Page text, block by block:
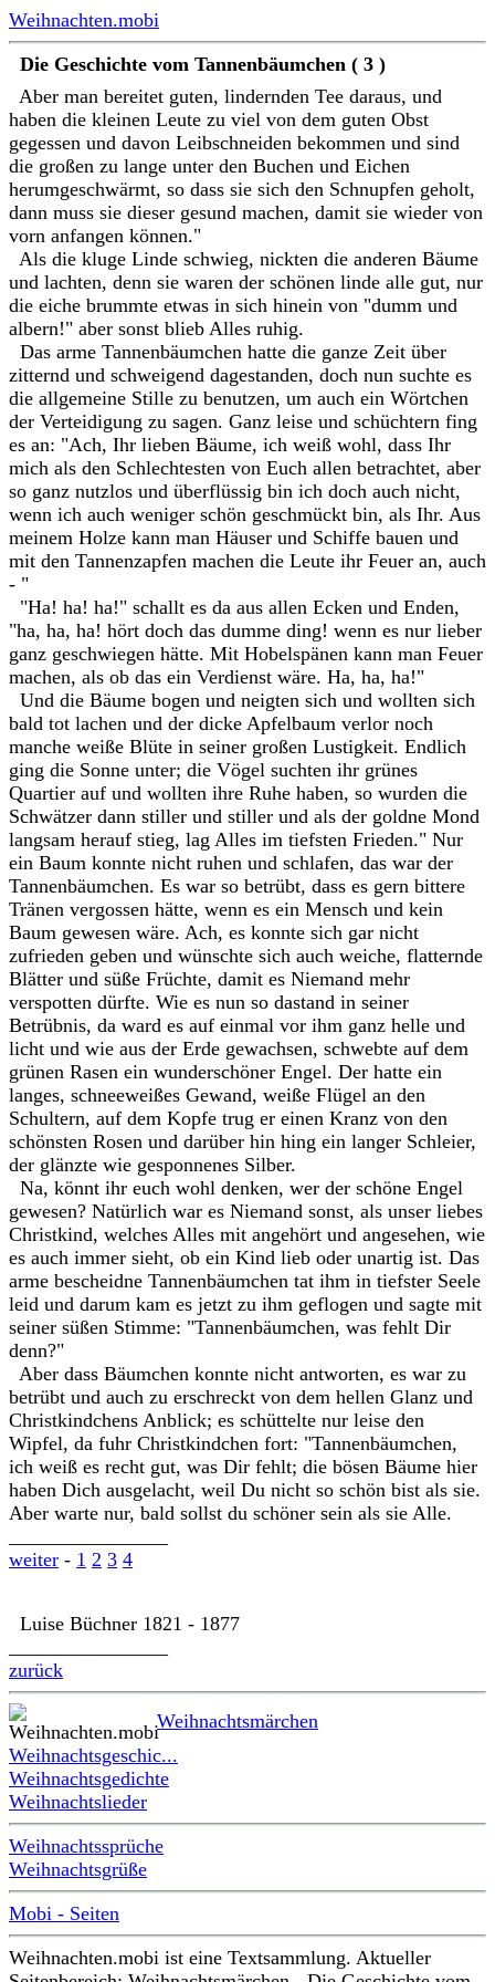
Weihnachten.mobi
Die Geschichte vom Tannenbäumchen ( 3 )
Aber man bereitet guten, lindernden Tee daraus, und
haben die kleinen Leute zu viel von dem guten Obst
gegessen und davon Leibschneiden bekommen und sind
die großen zu lange unter den Buchen und Eichen
herumgeschwärmt, so dass sie sich den Schnupfen geholt,
dann muss sie dieser gesund machen, damit sie wieder von
vorn anfangen können."
Als die kluge Linde schwieg, nickten die anderen Bäume
und lachten, denn sie waren der schönen linde alle gut, nur
die eiche brummte etwas in sich hinein von "dumm und
albern!" aber sonst blieb Alles ruhig.
Das arme Tannenbäumchen hatte die ganze Zeit über
zitternd und schweigend dagestanden, doch nun suchte es
die allgemeine Stille zu benutzen, um auch ein Wörtchen
der Verteidigung zu sagen. Ganz leise und schüchtern fing
es an: "Ach, Ihr lieben Bäume, ich weiß wohl, dass Ihr
mich als den Schlechtesten von Euch allen betrachtet, aber
so ganz nutzlos und überflüssig bin ich doch auch nicht,
wenn ich auch weniger schön geschmückt bin, als Ihr. Aus
meinem Holze kann man Häuser und Schiffe bauen und
mit den Tannenzapfen machen die Leute ihr Feuer an, auch
- "
"Ha! ha! ha!" schallt es da aus allen Ecken und Enden,
"ha, ha, ha! hört doch das dumme ding! wenn es nur lieber
ganz geschwiegen hätte. Mit Hobelspänen kann man Feuer
machen, als ob das ein Verdienst wäre. Ha, ha, ha!"
Und die Bäume bogen und neigten sich und wollten sich
bald tot lachen und der dicke Apfelbaum verlor noch
manche weiße Blüte in seiner großen Lustigkeit. Endlich
ging die Sonne unter; die Vögel suchten ihr grünes
Quartier auf und wollten ihre Ruhe haben, so wurden die
Schwätzer dann stiller und stiller und als der goldne Mond
langsam herauf stieg, lag Alles im tiefsten Frieden." Nur
ein Baum konnte nicht ruhen und schlafen, das war der
Tannenbäumchen. Es war so betrübt, dass es gern bittere
Tränen vergossen hätte, wenn es ein Mensch und kein
Baum gewesen wäre. Ach, es konnte sich gar nicht
zufrieden geben und wünschte sich auch weiche, flatternde
Blätter und süße Früchte, damit es Niemand mehr
verspotten dürfte. Wie es nun so dastand in seiner
Betrübnis, da ward es auf einmal vor ihm ganz helle und
licht und wie aus der Erde gewachsen, schwebte auf dem
grünen Rasen ein wunderschöner Engel. Der hatte ein
langes, schneeweißes Gewand, weiße Flügel an den
Schultern, auf dem Kopfe trug er einen Kranz von den
schönsten Rosen und darüber hin hing ein langer Schleier,
der glänzte wie gesponnenes Silber.
Na, könnt ihr euch wohl denken, wer der schöne Engel
gewesen? Natürlich war es Niemand sonst, als unser liebes
Christkind, welches Alles mit angehört und angesehen, wie
es auch immer sieht, ob ein Kind lieb oder unartig ist. Das
arme bescheidne Tannenbäumchen tat ihm in tiefster Seele
leid und darum kam es jetzt zu ihm geflogen und sagte mit
seiner süßen Stimme: "Tannenbäumchen, was fehlt Dir
denn?"
Aber dass Bäumchen konnte nicht antworten, es war zu
betrübt und auch zu erschreckt von dem hellen Glanz und
Christkindchens Anblick; es schüttelte nur leise den
Wipfel, da fuhr Christkindchen fort: "Tannenbäumchen,
ich weiß es recht gut, was Dir fehlt; die bösen Bäume hier
haben Dich ausgelacht, weil Du nicht so schön bist als sie.
Aber warte nur, bald sollst du schöner sein als sie Alle.
weiter - 1 2 3 4
Luise Büchner 1821 - 1877
zurück
Weihnachtsmärchen
Weihnachtsgeschic...
Weihnachtsgedichte
Weihnachtslieder
Weihnachtssprüche
Weihnachtsgrüße
Mobi - Seiten
Weihnachten.mobi ist eine Textsammlung. Aktueller